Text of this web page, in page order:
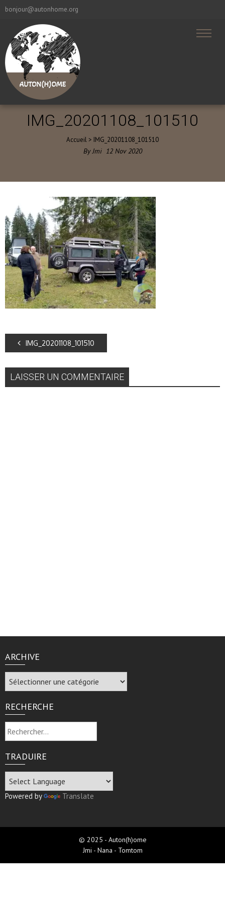
bonjour@autonhome.org
IMG_20201108_101510
Accueil > IMG_20201108_101510
ByJmi 12 Nov 2020
IMG_20201108_101510
LAISSER UN COMMENTAIRE
ARCHIVE
Archive
RECHERCHE
Rechercher :
TRADUIRE
Powered by Translate
© 2025 - Auton(h)ome
Jmi - Nana - Tomtom